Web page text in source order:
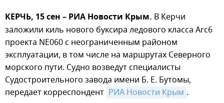
КЕРЧЬ, 15 сен – РИА Новости Крым. В Керчи
заложили киль нового буксира ледового класса Arc6
проекта NE060 с неограниченным районом
эксплуатации, в том числе на маршрутах Северного
морского пути. Судно возведут специалисты
Судостроительного завода имени Б. Е. Бутомы,
передает корреспондент РИА Новости Крым .